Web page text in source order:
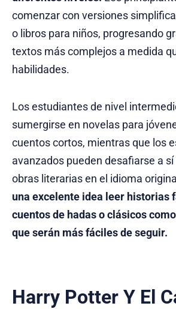
comenzar con versiones
o libros para niños, progresando
textos más complejos a medida
habilidades.
Los estudiantes de nivel
sumergirse en novelas para
cuentos cortos, mientras que los
avanzados pueden desafiarse a
obras literarias en el idioma
una excelente idea leer historias
cuentos de hadas o clásicos
que serán más fáciles de seguir.
Harry Potter Y El